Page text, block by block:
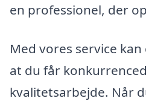
en professionel, der
Med vores service
at du får
kvalitetsarbejde. Når